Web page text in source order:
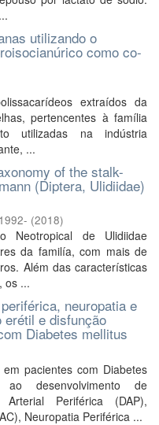
utilizando o
como co-
extraídos da
pertencentes à família
utilizadas na indústria
...
of the stalk-
(Diptera, Ulidiidae)
(2018)
Neotropical de Ulidiidae
da familía, com mais de
Além das características
os ...
neuropatia e
e disfunção
Diabetes mellitus
pacientes com Diabetes
desenvolvimento de
Periférica (DAP),
Neuropatia Periférica ...